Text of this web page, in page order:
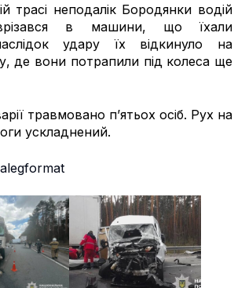
трасі неподалік Бородянки водій
в машини, що їхали
удару їх відкинуло на
де вони потрапили під колеса ще
травмовано п’ятьох осіб. Рух на
ускладнений.